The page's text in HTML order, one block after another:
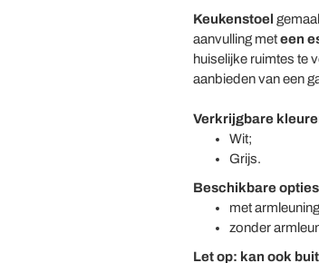
Keukenstoel
aanvulling meteen
huiselijke ruimtes te
aanbieden van een
Verkrijgbare
Wit;
Grijs.
Beschikbare opties
met
zonder
Let op: kan ook